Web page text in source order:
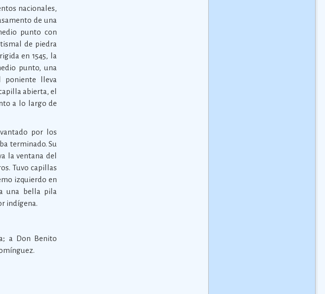
nacionales,
de una
punto con
de piedra
en 1545, la
punto, una
poniente lleva
abierta, el
a lo largo de
por los
terminado. Su
la ventana del
Tuvo capillas
izquierdo en
una bella pila
indígena.
a Don Benito